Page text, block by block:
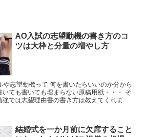
AO入試の志望動機の書き方のコ
ツは大枠と分量の増やし方
や志望動機って 何を書いたらいいのか分から
ても書いても埋まらない原稿用紙・・・ そ
では志望理由書の書き方は教えてくれませ
結婚式を一か月前に欠席すること